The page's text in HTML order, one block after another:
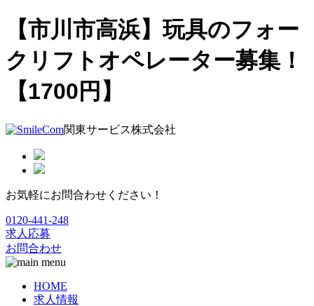
【市川市高浜】玩具のフォー
クリフトオペレーター募集！
【1700円】
関東サービス株式会社
お気軽にお問合わせください！
0120-441-248
求人応募
お問合わせ
HOME
求人情報